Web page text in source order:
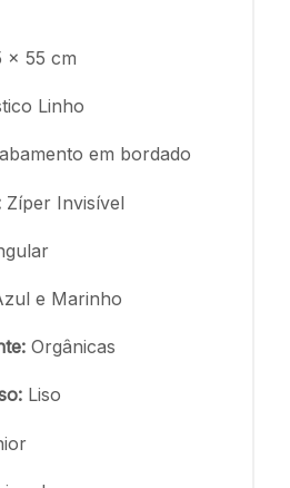
x 55 cm
Linho
em bordado
Zíper Invisível
e Marinho
Orgânicas
Liso